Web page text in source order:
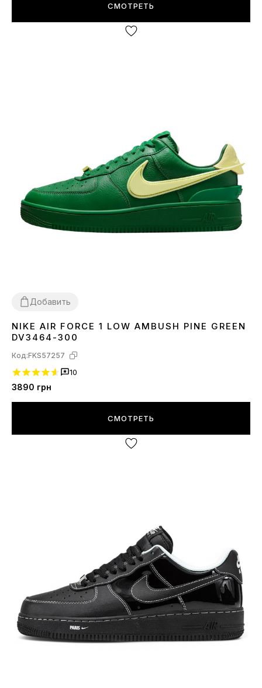
СМОТРЕТЬ
Добавить
3739 40 41 42434445
NIKE AIR FORCE 1 LOW AMBUSH PINE GREEN
DV3464-300
Код:FKS57257
10
3890 грн
СМОТРЕТЬ